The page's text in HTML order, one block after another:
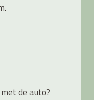
de auto?